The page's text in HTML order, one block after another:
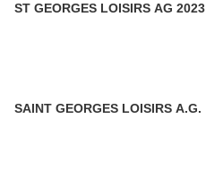
ST GEORGES LOISIRS AG 2023
SAINT GEORGES LOISIRS A.G.